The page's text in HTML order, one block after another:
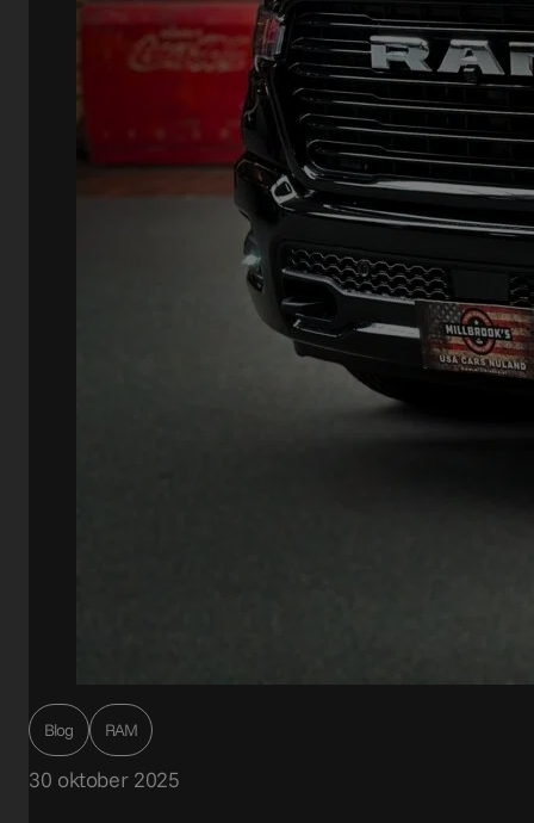
Blog RAM
30 oktober 2025